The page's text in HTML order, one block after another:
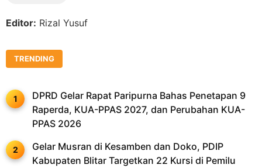
Editor: Rizal Yusuf
TRENDING
DPRD Gelar Rapat Paripurna Bahas Penetapan 9
Raperda, KUA-PPAS 2027, dan Perubahan KUA-
PPAS 2026
Gelar Musran di Kesamben dan Doko, PDIP
Kabupaten Blitar Targetkan 22 Kursi di Pemilu